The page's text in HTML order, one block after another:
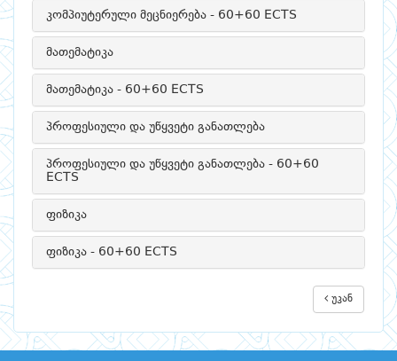
კომპიუტერული მეცნიერება - 60+60 ECTS
მათემატიკა
მათემატიკა - 60+60 ECTS
პროფესიული და უწყვეტი განათლება
პროფესიული და უწყვეტი განათლება - 60+60
ECTS
ფიზიკა
ფიზიკა - 60+60 ECTS
უკან